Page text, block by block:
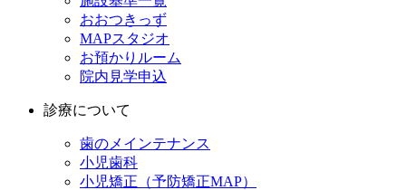
おおつきっず
MAPスタジオ
お預かりルーム
院内見学申込
診療について
歯のメインテナンス
小児歯科
小児矯正（予防矯正MAP）